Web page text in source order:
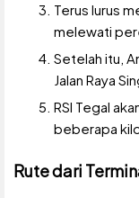
Terus lurus
melewati
Setelah itu,
Jalan Raya
RSI Tegal
beberapa
Rute dari